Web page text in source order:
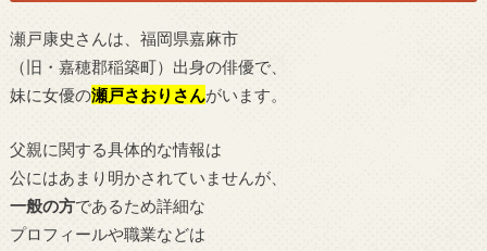
瀬戸康史さんは、福岡県嘉麻市
（旧・嘉穂郡稲築町）出身の俳優で、
妹に女優の瀬戸さおりさんがいます。
父親に関する具体的な情報は
公にはあまり明かされていませんが、
一般の方であるため詳細な
プロフィールや職業などは